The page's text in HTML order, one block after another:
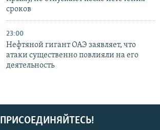
сроков
23:00
Нефтяной гигант ОАЭ заявляет, что
атаки существенно повлияли на его
деятельность
ПРИСОЕДИНЯЙТЕСЬ!